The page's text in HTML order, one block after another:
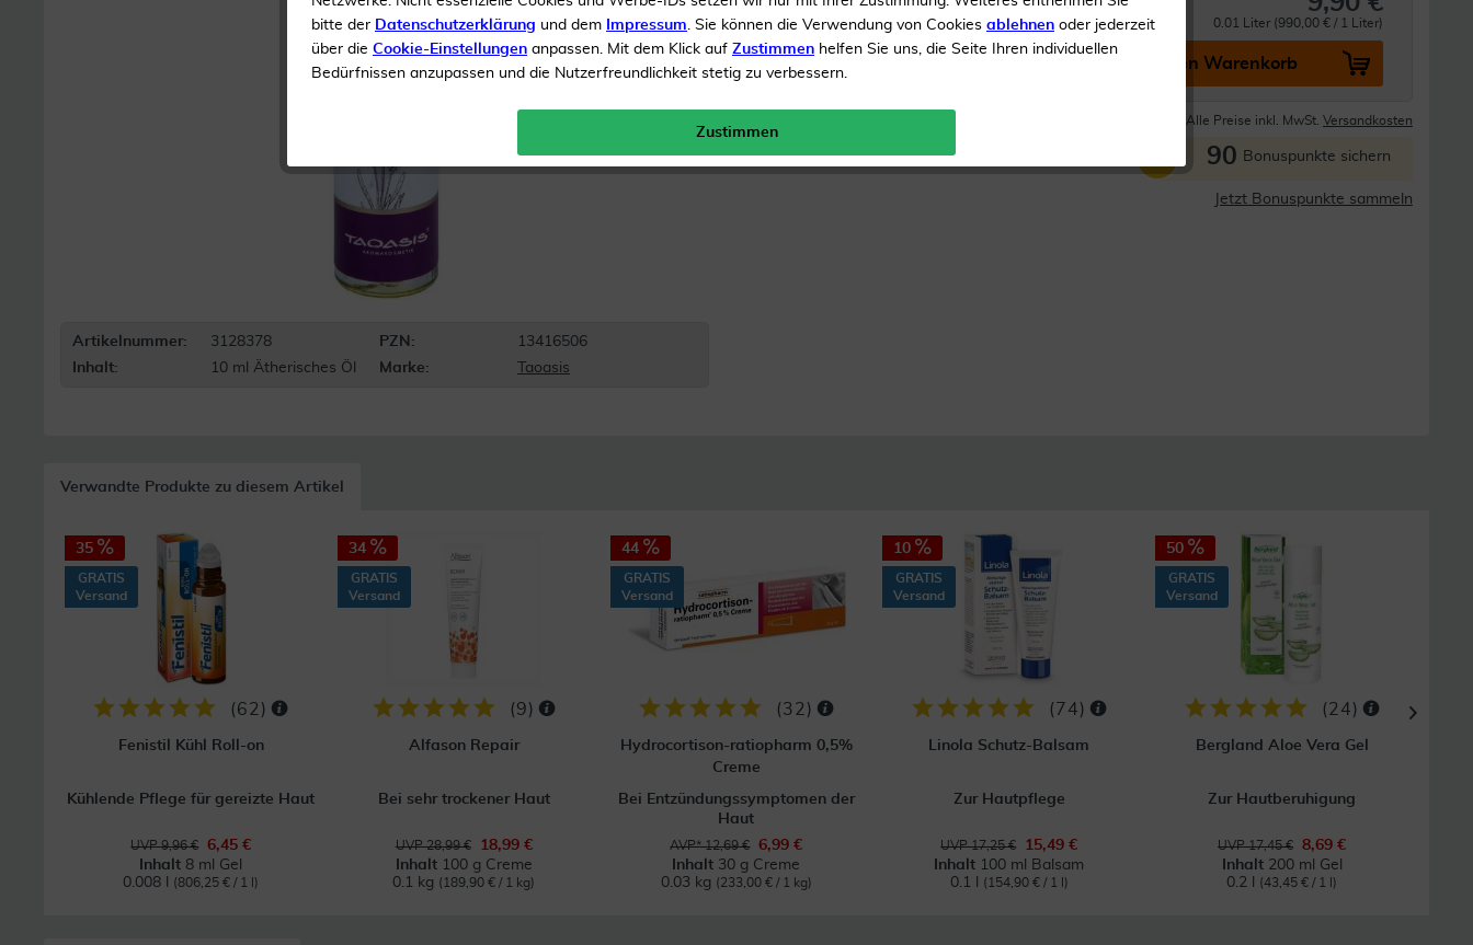
Artikelnummer: 3128378 PZN:
13416506
Inhalt:
10 ml Ätherisches Öl Marke: Taoasis
Inhalt10 ml Ätherisches Öl
0.01 Liter (990,00 € / 1 Liter)
In den Warenkorb
Alle Preise inkl. MwSt. Versandkosten
90 Bonuspunkte sichern
Jetzt Bonuspunkte sammeln
Verwandte Produkte zu diesem Artikel
35
GRATIS
Versand
(62 )
Fenistil Kühl Roll-on
Kühlende Pflege für gereizte Haut
UVP 9,96 €
6,45 €
Inhalt 8 ml Gel
0.008 l
(806,25 € / 1 l)
34
GRATIS
Versand
(9)
Alfason Repair
Bei sehr trockener Haut
UVP 28,99 €
18,99 €
Inhalt 100 g Creme
0.1 kg (189,90 € / 1 kg)
44
GRATIS
Versand
(32 )
Hydrocortison-ratiopharm 0,5%
Creme
Bei Entzündungssymptomen der
Haut
AVP* 12,69 €
6,99 €
Inhalt 30 g Creme
0.03 kg (233,00 € / 1 kg)
10
GRATIS
Versand
( 74)
Linola Schutz-Balsam
Zur Hautpflege
UVP 17,25 €
15,49 €
Inhalt 100 ml Balsam
0.1 l
(154,90 € / 1 l)
50
GRATIS
Versand
(24)
Bergland Aloe Vera Gel
Zur Hautberuhigung
UVP 17,45 €
8,69 €
Inhalt 200 ml Gel
0.2 l
(43,45 € / 1 l)
bitte der Datenschutzerklärung und dem Impressum. Sie können die Verwendung von Cookies ablehnen oder jederzeit
über die Cookie-Einstellungen anpassen. Mit dem Klick auf Zustimmen helfen Sie uns, die Seite Ihren individuellen
Bedürfnissen anzupassen und die Nutzerfreundlichkeit stetig zu verbessern.
Zustimmen